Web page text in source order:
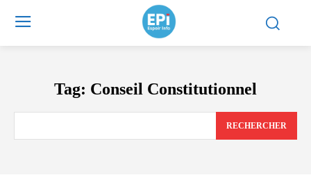
Tag: Conseil Constitutionnel
RECHERCHER